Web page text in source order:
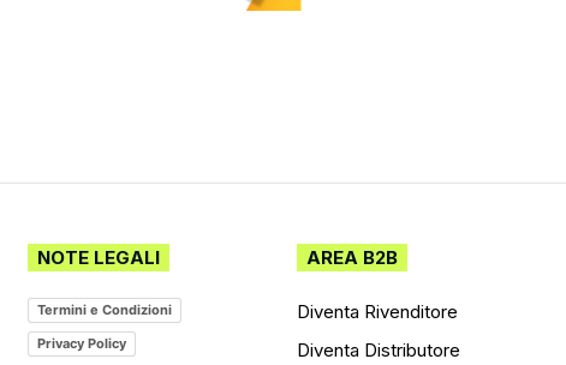
NOTE LEGALI
Termini e Condizioni
Privacy Policy
AREA B2B
Diventa Rivenditore
Diventa Distributore